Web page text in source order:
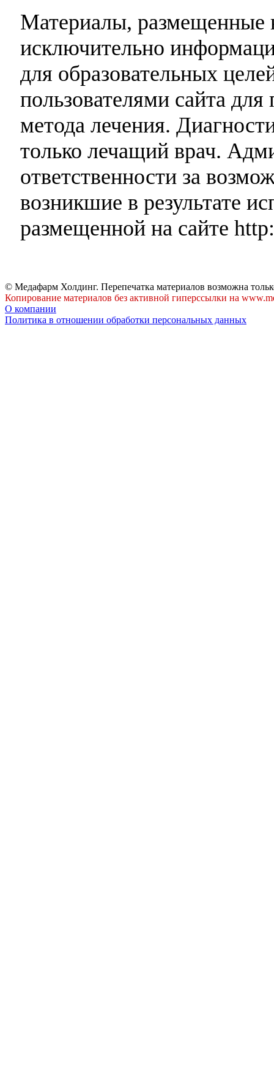
Материалы, размещенные
исключительно
для образовательных
пользователями сайта
метода лечения.
только лечащий врач.
ответственности за
возникшие в результате
размещенной на сайте
© Медафарм Холдинг. Перепечатка материалов возможна
Копирование материалов без активной гиперссылки на
О компании
Политика в отношении обработки персональных данных